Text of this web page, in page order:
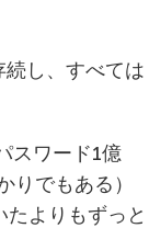
し、すべては
スワード1億
でもある）
よりもずっと